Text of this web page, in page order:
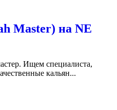
Master) на NE
Ищем специалиста,
кальян...